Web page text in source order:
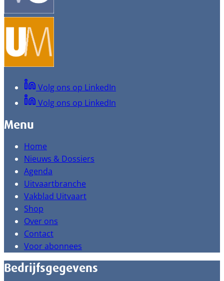
Volg ons op LinkedIn
Volg ons op LinkedIn
Menu
Home
Nieuws & Dossiers
Agenda
Uitvaartbranche
Vakblad Uitvaart
Shop
Over ons
Contact
Voor abonnees
Bedrijfsgegevens